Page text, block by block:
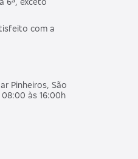
com a
Pinheiros, São
às 16:00h